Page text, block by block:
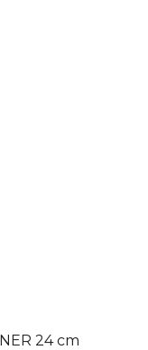
24 cm